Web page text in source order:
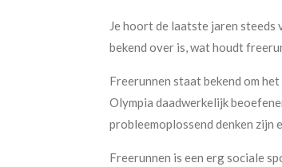
Je hoort de laatste jaren steeds
bekend over is, wat houdt
Freerunnen staat bekend om
Olympia daadwerkelijk
probleemoplossend denken zijn
Freerunnen is een erg sociale